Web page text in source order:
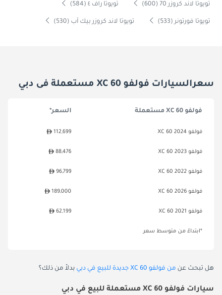
تويوتا لاند كروزر 70 (600) تويوتا راف ٤ (584)
تويوتا فورتونر (533) تويوتا لاند كروزر بيك آب (530)
سعرالسيارات فولفو XC 60 مستعملة فى دبي
فولفو XC 60 مستعملة السعر*
فولفو XC 60 2024 112,699
فولفو XC 60 2023 88,476
فولفو XC 60 2022 96,799
فولفو XC 60 2026 189,000
فولفو XC 60 2021 62,199
*ابتداءً من متوسط سعر
هل تبحث عن من فولفو XC 60 جديدة للبيع في دبي بدلاً من ذلك؟
سيارات فولفو XC 60 مستعملة للبيع في دبي